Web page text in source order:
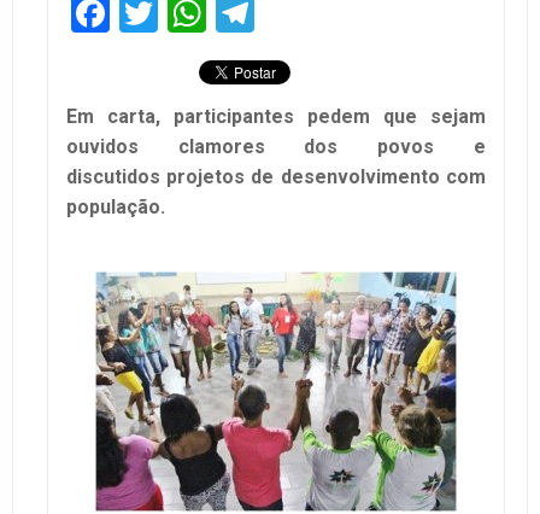
Facebook
TwitterWhatsApp
Em carta, participantes pedem que sejam
ouvidos clamores dos povos e
discutidos projetos de desenvolvimento com
população.